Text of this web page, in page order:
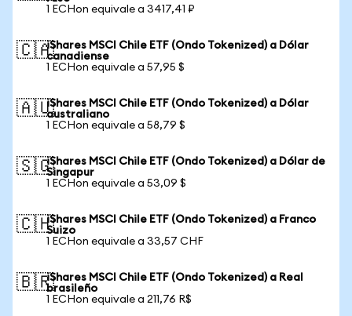
1 ECHon equivale a 3417,41 ₽
🇨🇦iShares MSCI Chile ETF (Ondo Tokenized) a Dólar
canadiense
1 ECHon equivale a 57,95 $
🇦🇺iShares MSCI Chile ETF (Ondo Tokenized) a Dólar
australiano
1 ECHon equivale a 58,79 $
🇸🇬iShares MSCI Chile ETF (Ondo Tokenized) a Dólar de
Singapur
1 ECHon equivale a 53,09 $
🇨🇭iShares MSCI Chile ETF (Ondo Tokenized) a Franco
Suizo
1 ECHon equivale a 33,57 CHF
🇧🇷iShares MSCI Chile ETF (Ondo Tokenized) a Real
brasileño
1 ECHon equivale a 211,76 R$